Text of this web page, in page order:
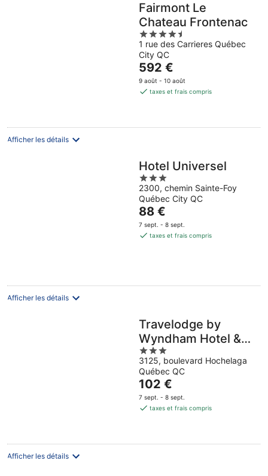
Fairmont Le
Chateau Frontenac
4.5
out
of
5
1 rue des Carrieres Québec
City QC
Le
prix
est
par
592 €
9 août - 10 août
taxes et frais compris
Afficher les détails
Hotel Universel
3
out
of
5
2300, chemin Sainte-Foy
Québec City QC
Le
prix
est
88 €
7 sept. - 8 sept.
taxes et frais compris
Afficher les détails
Travelodge by
Wyndham Hotel &
Convention Centre
Quebec City
3
out
of
5
3125, boulevard Hochelaga
Québec QC
Le
prix
est
par
102 €
7 sept. - 8 sept.
taxes et frais compris
Afficher les détails